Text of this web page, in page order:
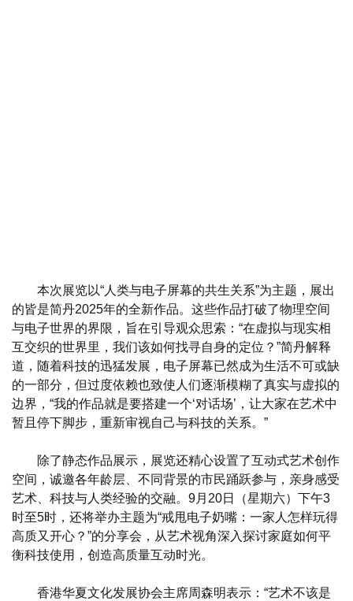
本次展览以“人类与电子屏幕的共生关系”为主题，展出
的皆是简丹2025年的全新作品。这些作品打破了物理空间
与电子世界的界限，旨在引导观众思索：“在虚拟与现实相
互交织的世界里，我们该如何找寻自身的定位？”简丹解释
道，随着科技的迅猛发展，电子屏幕已然成为生活不可或缺
的一部分，但过度依赖也致使人们逐渐模糊了真实与虚拟的
边界，“我的作品就是要搭建一个‘对话场’，让大家在艺术中
暂且停下脚步，重新审视自己与科技的关系。”
除了静态作品展示，展览还精心设置了互动式艺术创作
空间，诚邀各年龄层、不同背景的市民踊跃参与，亲身感受
艺术、科技与人类经验的交融。9月20日（星期六）下午3
时至5时，还将举办主题为“戒甩电子奶嘴：一家人怎样玩得
高质又开心？”的分享会，从艺术视角深入探讨家庭如何平
衡科技使用，创造高质量互动时光。
香港华夏文化发展协会主席周森明表示：“艺术不该是